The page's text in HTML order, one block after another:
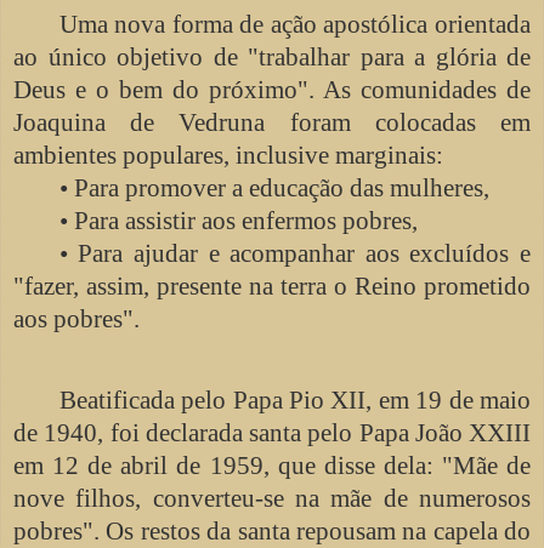
Uma nova forma de ação apostólica orientada
ao único objetivo de "trabalhar para a glória de
Deus e o bem do próximo". As comunidades de
Joaquina de Vedruna foram colocadas em
ambientes populares, inclusive marginais:
• Para promover a educação das mulheres,
• Para assistir aos enfermos pobres,
• Para ajudar e acompanhar aos excluídos e
"fazer, assim, presente na terra o Reino prometido
aos pobres".
Beatificada pelo Papa Pio XII, em 19 de maio
de 1940, foi declarada santa pelo Papa João XXIII
em 12 de abril de 1959, que disse dela: "Mãe de
nove filhos, converteu-se na mãe de numerosos
pobres". Os restos da santa repousam na capela do